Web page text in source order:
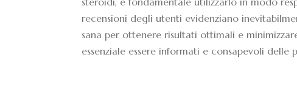
recensioni degli utenti evidenziano
sana per ottenere risultati ottimali e
essenziale essere informati e consapevoli delle